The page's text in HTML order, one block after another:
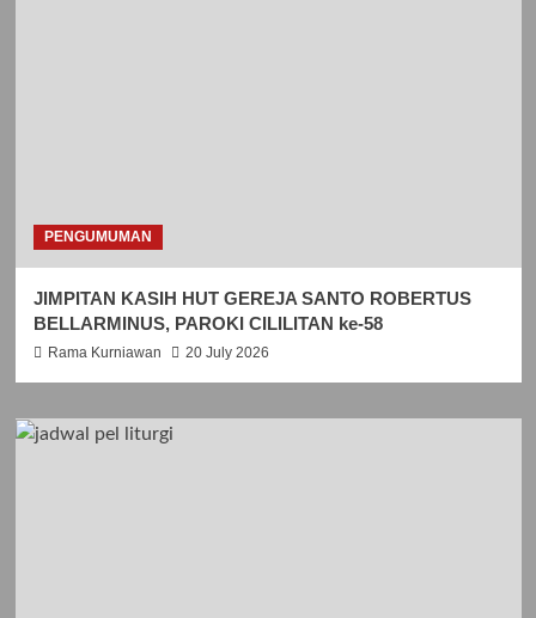
PENGUMUMAN
JIMPITAN KASIH HUT GEREJA SANTO ROBERTUS
BELLARMINUS, PAROKI CILILITAN ke-58
Rama Kurniawan 20 July 2026